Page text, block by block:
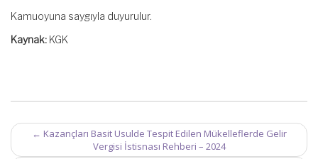
Kamuoyuna saygıyla duyurulur.
Kaynak: KGK
Post
navigation
← Kazançları Basit Usulde Tespit Edilen Mükelleflerde Gelir
Vergisi İstisnası Rehberi – 2024